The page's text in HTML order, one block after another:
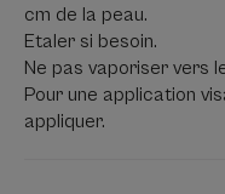
Véritable
CUTALGAN
cm de la peau.
Etaler si besoin.
Ne pas vaporiser vers
Pour une application
appliquer.